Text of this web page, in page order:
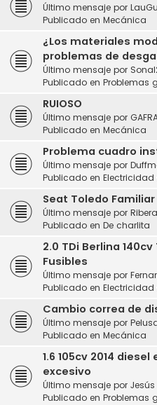
Último mensaje por
Publicado en Mecánica
¿Los materiales
problemas de
Último mensaje por
Publicado en Problemas
RUIOSO
Último mensaje por
Publicado en Mecánica
Problema cuadro
Último mensaje por
Publicado en Electricidad
Seat Toledo
Último mensaje por Ribera
Publicado en De charlita
2.0 TDi Berlina
Fusibles
Último mensaje por
Publicado en Electricidad
Cambio correa de
Último mensaje por
Publicado en Mecánica
1.6 105cv 2014
excesivo
Último mensaje por Jesús
Publicado en Problemas